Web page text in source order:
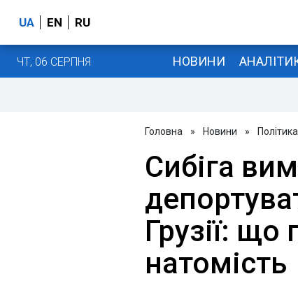
UA EN RU
ЧТ, 06 СЕРПНЯ НОВИНИ
Головна » Новини » Політика
Сибіга
Грузії: що
натомість